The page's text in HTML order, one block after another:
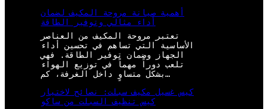
أهمية صيانة مروحة المكيف لضمان
أداء مثالي وتوفير الطاقة
تعتبر مروحة المكيف من العناصر
الأساسية التي تساهم في تحسين أداء
الجهاز وضمان توفير الطاقة. فهي
تلعب دوراً مهماً في توزيع الهواء
بشكل متساوٍ داخل الغرفة، كم…
كيس غسيل مكيف سبلت: نصائح لاختيار
كيس تنظيف السبلت من ساكو